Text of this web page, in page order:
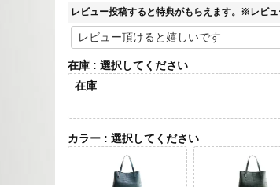
レビュー投稿すると特典がもらえます。※レビ
在庫
選択してください
在庫
カラー 選択してください